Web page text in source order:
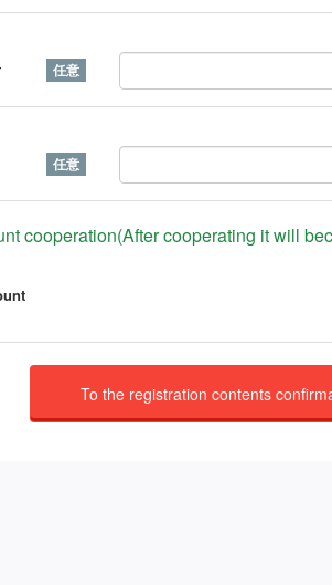
cooperation(After cooperating it will